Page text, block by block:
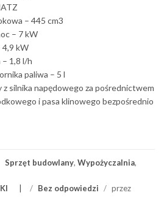
– 445 cm3
– 7 kW
4,9 kW
– 1,8 l/h
paliwa – 5 l
z silnika napędowego za pośrednictwem
i pasa klinowego bezpośrednio
Sprzęt budowlany, Wypożyczalnia,
/ Bez odpowiedzi / przez